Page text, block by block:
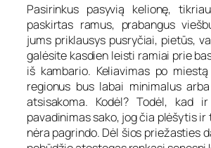
Pasirinkus pasyvią kelionę,
paskirtas ramus, prabangus
jums priklausys pusryčiai, pietūs,
galėsite kasdien leisti ramiai prie
iš kambario. Keliavimas po
regionus bus labai minimalus
atsisakoma. Kodėl? Todėl, kad
pavadinimas sako, jog čia plėšytis
nėra pagrindo. Dėl šios priežasties